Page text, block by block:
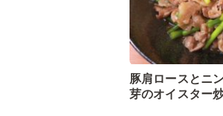
豚肩ロースとニ
芽のオイスター